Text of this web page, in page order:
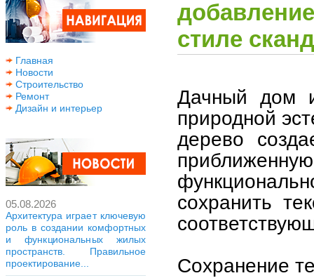
Главная
Новости
Строительство
Ремонт
Дизайн и интерьер
05.08.2026
Архитектура играет ключевую
роль в создании комфортных
и функциональных жилых
пространств. Правильное
проектирование...
стиле
Дачный дом
природной
дерево
сохранить
Сохранение